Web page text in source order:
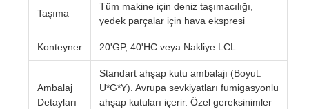
Taşıma
Tüm makine için deniz taşımacılığı,
yedek parçalar için hava ekspresi
Konteyner 20'GP, 40'HC veya Nakliye LCL
Ambalaj
Detayları
Standart ahşap kutu ambalajı (Boyut:
U*G*Y). Avrupa sevkiyatları fumigasyonlu
ahşap kutuları içerir. Özel gereksinimler